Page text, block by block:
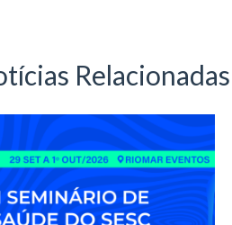
Relacionadas